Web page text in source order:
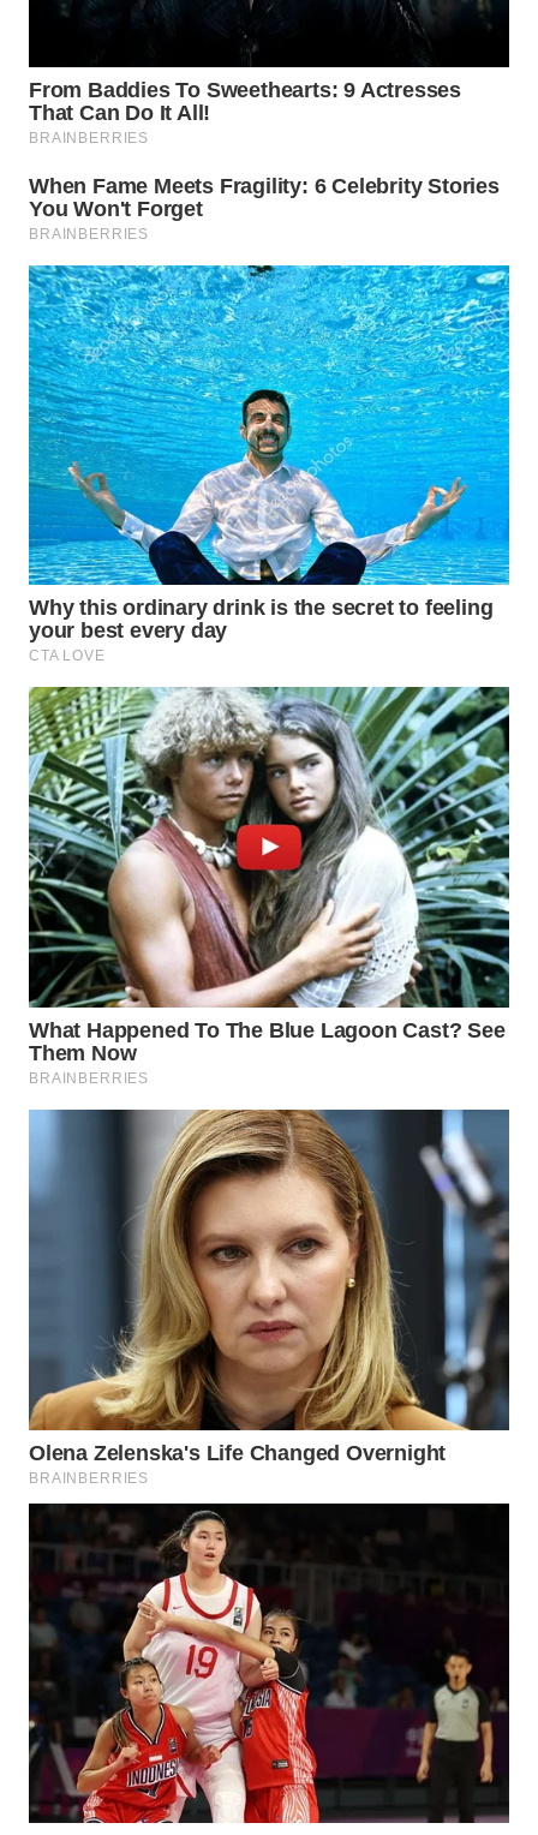
WN
PADANG
WN
SUMEDANG
WN
CIANJUR
WN
KEPULAUAN
SERIBU
WN
TANGERANG
WN
BINJAI
WN
CIREBON
WN
INDRAMAYU
WN
KUNINGAN
WN
MAJALENGKA
WN
SUBANG
PURWAKARTA
PRIANGAN
TIMUR
WN
SEMARANG
SOLO
WN
BOROBUDUR
MADURA
WN
SURABAYA